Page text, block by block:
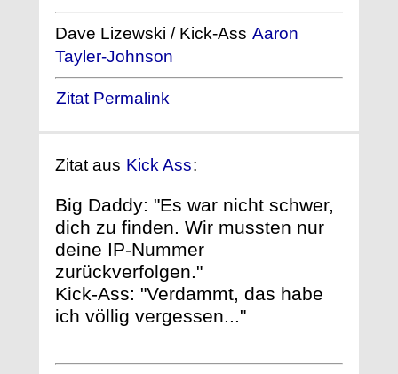
Dave Lizewski / Kick-Ass Aaron
Tayler-Johnson
Zitat Permalink
Zitat aus Kick Ass:
Big Daddy: "Es war nicht schwer,
dich zu finden. Wir mussten nur
deine IP-Nummer
zurückverfolgen."
Kick-Ass: "Verdammt, das habe
ich völlig vergessen..."